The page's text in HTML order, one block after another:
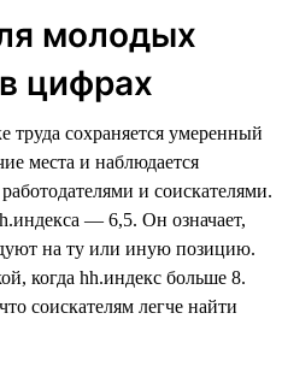
молодых
цифрах
сохраняется умеренный
места и наблюдается
и соискателями.
— 6,5. Он означает,
на ту или иную позицию.
когда hh.индекс больше 8.
соискателям легче найти